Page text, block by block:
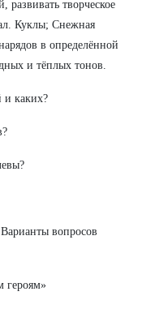
развивать творческое
Куклы; Снежная
в определённой
и тёплых тонов.
и каких?
вопросов
героям»